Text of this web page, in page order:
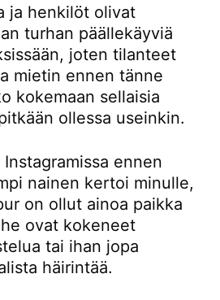
ja henkilöt olivat
turhan päällekäyviä
joten tilanteet
mietin ennen tänne
kokemaan sellaisia
ollessa useinkin.
ennen
nainen kertoi minulle,
on ollut ainoa paikka
ovat kokeneet
tai ihan jopa
häirintää.